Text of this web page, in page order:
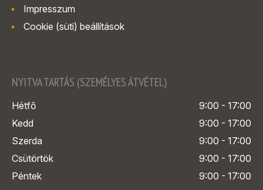
Impresszum
Cookie (süti) beállítások
NYITVA TARTÁS (SZEMÉLYES ÁTVÉTEL)
Hétfő
9:00 - 17:00
Kedd
9:00 - 17:00
Szerda
9:00 - 17:00
Csütörtök
9:00 - 17:00
Péntek
9:00 - 17:00